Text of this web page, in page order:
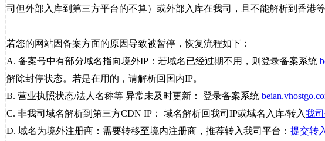
司但外部入库到第三方平台的不算）或外部入库在我司，且不能解析到香港
若您的网站因备案方面的原因导致被暂停，恢复流程如下：
A. 备案号中有部分域名指向境外IP：若域名已经过期不用，则登录备案系统
解除封停状态。若是在用的，请解析回国内IP。
B. 营业执照状态/法人名称等 异常未及时更新： 登录备案系统
C. 非我司域名解析到第三方CDN IP： 域名解析回我司IP或域名入库/转入我
D. 域名为境外注册商：需要转移至境内注册商，推荐转入我司平台： 提交转